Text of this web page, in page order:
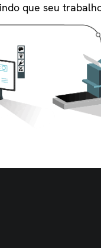
que seu